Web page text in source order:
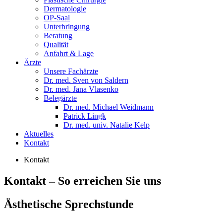
Dermatologie
OP-Saal
Unterbringung
Beratung
Qualität
Anfahrt & Lage
Ärzte
Unsere Fachärzte
Dr. med. Sven von Saldern
Dr. med. Jana Vlasenko
Belegärzte
Dr. med. Michael Weidmann
Patrick Lingk
Dr. med. univ. Natalie Kelp
Aktuelles
Kontakt
Kontakt
Kontakt – So erreichen Sie uns
Ästhetische Sprechstunde